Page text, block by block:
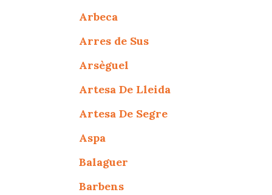
Arbeca
Arres de Sus
Arsèguel
Artesa De Lleida
Artesa De Segre
Aspa
Balaguer
Barbens